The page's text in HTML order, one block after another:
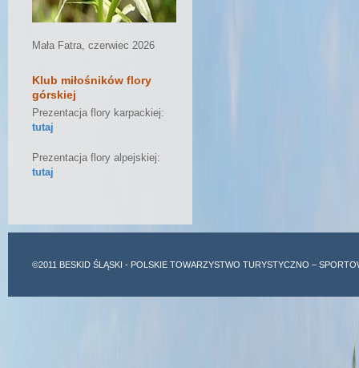
Mała Fatra, czerwiec 2026
Klub miłośników flory
górskiej
Prezentacja flory karpackiej:
tutaj
Prezentacja flory alpejskiej:
tutaj
©2011 BESKID ŚLĄSKI - POLSKIE TOWARZYSTWO TURYSTYCZNO –